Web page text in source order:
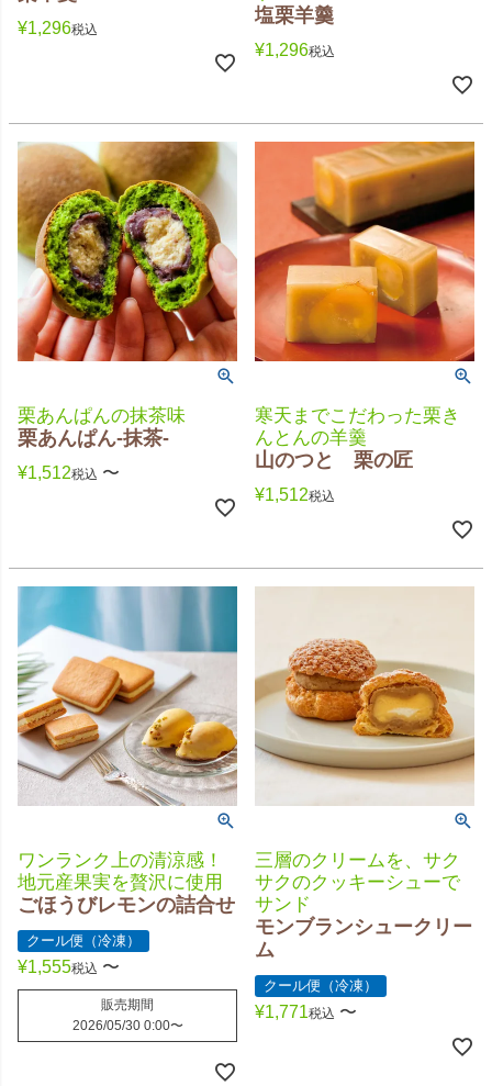
¥1,296税込
塩栗羊羹
¥1,296税込
栗あんぱんの抹茶味
栗あんぱん-抹茶-
¥1,512税込 〜
寒天までこだわった栗き
んとんの羊羹
山のつと 栗の匠
¥1,512税込
ワンランク上の清涼感！
地元産果実を贅沢に使用
ごほうびレモンの詰合せ
クール便（冷凍）
¥1,555税込 〜
販売期間
2026/05/30 0:00〜
三層のクリームを、サク
サクのクッキーシューで
サンド
モンブランシュークリー
ム
クール便（冷凍）
¥1,771税込 〜